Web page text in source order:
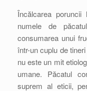
Încălcarea
numele de
consumarea unui
într-un cuplu de
nu este un mit
umane. Păcatul
suprem al eticii,